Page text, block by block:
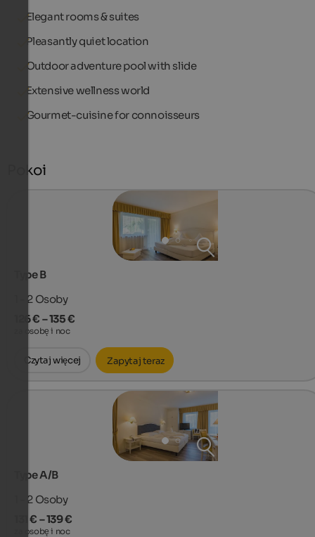
Elegant rooms & suites
Pleasantly quiet location
Outdoor adventure pool with slide
Extensive wellness world
Gourmet-cuisine for connoisseurs
Pokoi
Type B
1 - 2 Osoby
126 € – 135 €
za osobę i noc
Czytaj więcej Zapytaj teraz
Type A/B
1 - 2 Osoby
131 € – 139 €
za osobę i noc